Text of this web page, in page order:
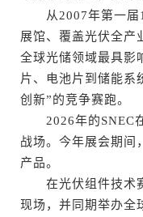
从2007年第一届
展馆、覆盖光伏全产
全球光储领域最具影
片、电池片到储能系
创新”的竞争赛跑。
2026年的SNEC在
战场。今年展会期间
产品。
在光伏组件技术赛
现场，并同期举办全